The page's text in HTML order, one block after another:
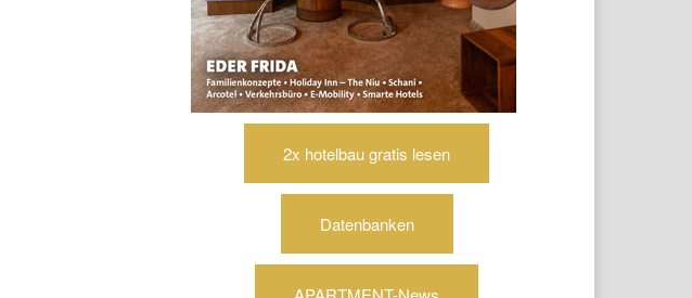
2x hotelbau gratis lesen
Datenbanken